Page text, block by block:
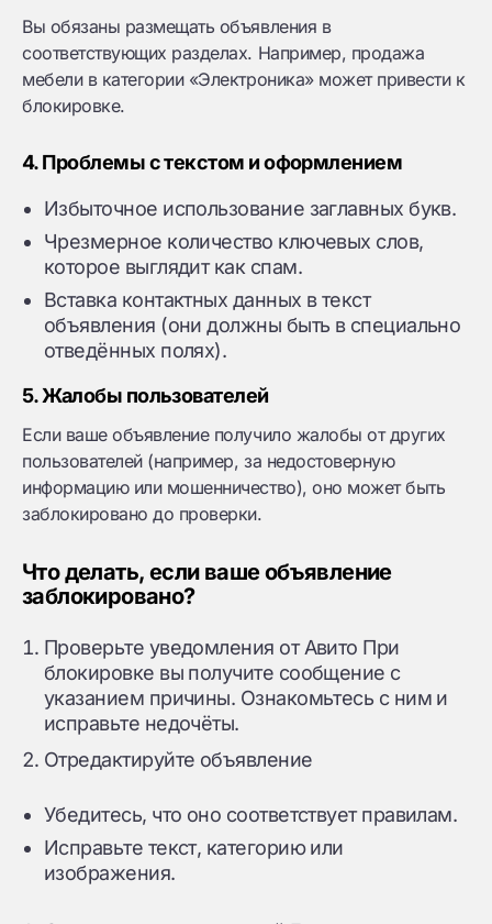
Вы обязаны размещать объявления в
соответствующих разделах. Например, продажа
мебели в категории «Электроника» может привести к
блокировке.
4. Проблемы с текстом и оформлением
Избыточное использование заглавных букв.
Чрезмерное количество ключевых слов,
которое выглядит как спам.
Вставка контактных данных в текст
объявления (они должны быть в специально
отведённых полях).
5. Жалобы пользователей
Если ваше объявление получило жалобы от других
пользователей (например, за недостоверную
информацию или мошенничество), оно может быть
заблокировано до проверки.
Что делать, если ваше объявление
заблокировано?
Проверьте уведомления от Авито При
блокировке вы получите сообщение с
указанием причины. Ознакомьтесь с ним и
исправьте недочёты.
Отредактируйте объявление
Убедитесь, что оно соответствует правилам.
Исправьте текст, категорию или
изображения.